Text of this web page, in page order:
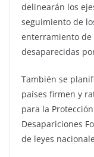
delinearán los
seguimiento de
enterramiento de
desaparecidas
También se
países firmen y
para la
Desapariciones
de leyes